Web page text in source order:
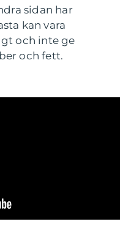
sidan har
kan vara
och inte ge
och fett.